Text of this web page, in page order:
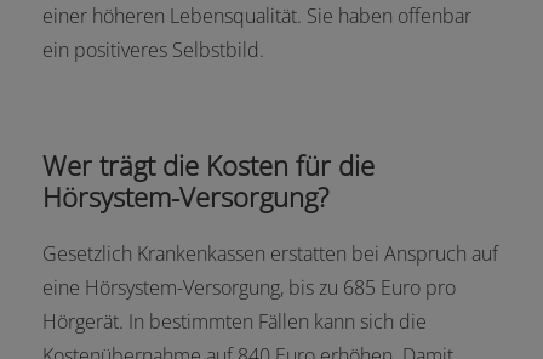
einer höheren Lebensqualität. Sie haben offenbar
ein positiveres Selbstbild.
Wer trägt die Kosten für die
Hörsystem-Versorgung?
Gesetzlich Krankenkassen erstatten bei Anspruch auf
eine Hörsystem-Versorgung, bis zu 685 Euro pro
Hörgerät. In bestimmten Fällen kann sich die